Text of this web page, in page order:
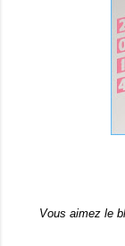
Vous aimez le